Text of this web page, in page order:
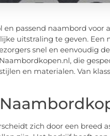
en passend naambord
uitstraling te geven.
snel en eenvoudig
die
en materialen. Van
zich door een breed